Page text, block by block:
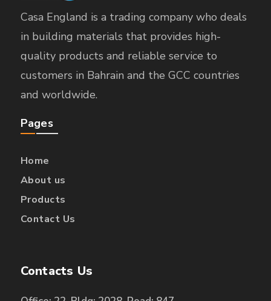
Casa England is a trading company who deals
in building materials that provides high-
quality products and reliable service to
customers in Bahrain and the GCC countries
and worldwide.
Pages
Home
About us
Products
Contact Us
Contacts Us